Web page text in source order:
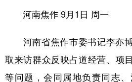
河南焦作 9月1日 周一
河南省焦作市委书记李亦博
取来访群众反映占道经营、项
等问题，会同属地负责同志